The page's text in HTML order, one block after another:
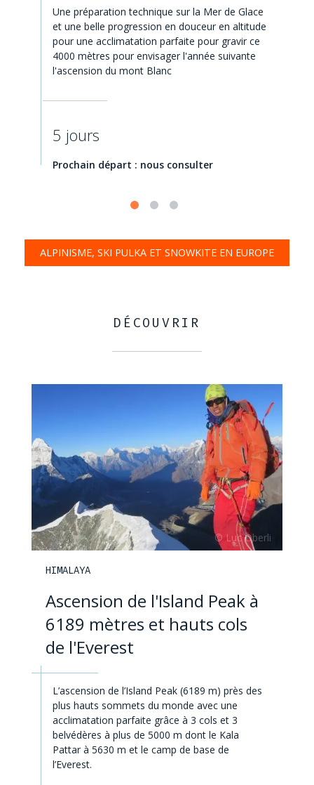
Une préparation technique sur la Mer de Glace
et une belle progression en douceur en altitude
pour une acclimatation parfaite pour gravir ce
4000 mètres pour envisager l'année suivante
l'ascension du mont Blanc
5 jours
Prochain départ : nous consulter
ALPINISME, SKI PULKA ET SNOWKITE EN EUROPE
DÉCOUVRIR
HIMALAYA
Ascension de l'Island Peak à
6189 mètres et hauts cols
de l'Everest
L’ascension de l’Island Peak (6189 m) près des
plus hauts sommets du monde avec une
acclimatation parfaite grâce à 3 cols et 3
belvédères à plus de 5000 m dont le Kala
Pattar à 5630 m et le camp de base de
l’Everest.